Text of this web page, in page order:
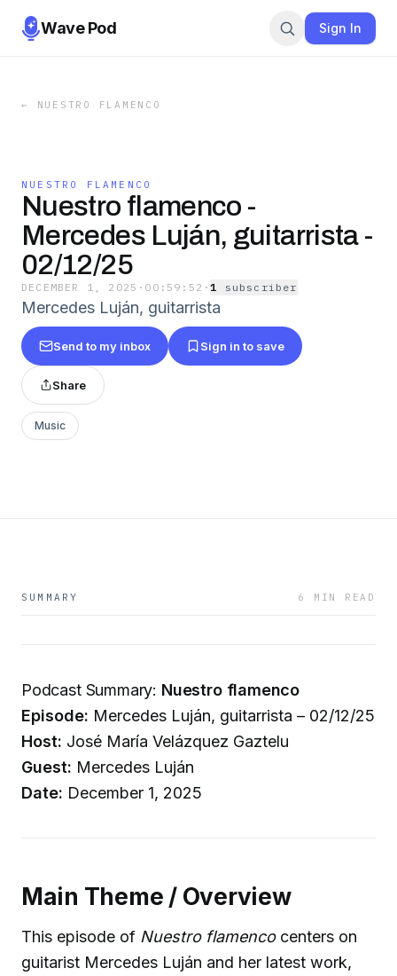
Wave Pod Sign In
← NUESTRO FLAMENCO
NUESTRO FLAMENCO
Nuestro flamenco -
Mercedes Luján, guitarrista -
02/12/25
DECEMBER 1, 2025 · 00:59:52 ·1 subscriber
Mercedes Luján, guitarrista
Send to my inbox Sign in to save
Share
Music
SUMMARY 6 MIN READ
Podcast Summary: Nuestro flamenco
Episode: Mercedes Luján, guitarrista – 02/12/25
Host: José María Velázquez Gaztelu
Guest: Mercedes Luján
Date: December 1, 2025
Main Theme / Overview
This episode of Nuestro flamencocenters on
guitarist Mercedes Luján and her latest work,